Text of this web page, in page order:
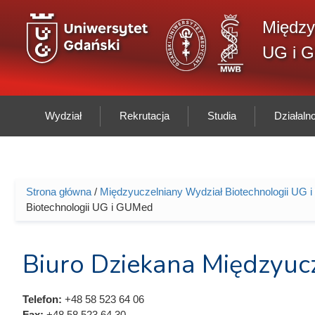
UG i
Wydział Rekrutacja Studia
Jesteś tutaj
Strona główna / Międzyuczelniany Wydział Biotechnologii
Biotechnologii UG i GUMed
Biuro Dziekana
Telefon: +48 58 523 64 06